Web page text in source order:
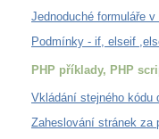
Jednoduché formuláře v
Podmínky - if, elseif
PHP příklady, PHP
Vkládání stejného kódu
Zaheslování stránek za